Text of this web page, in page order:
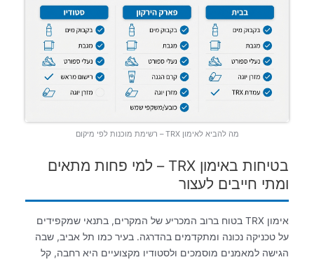
מה להביא לאימון TRX – רשימת מוכנות לפי מיקום
בטיחות באימון TRX – למי פחות מתאים
ומתי חייבים לעצור
אימון TRX בטוח ברוב המכריע של המקרים, בתנאי שמקפידים
על טכניקה נכונה ומתקדמים בהדרגה. בעיר כמו תל אביב, שבה
הגישה למאמנים מוסמכים ולסטודיו מקצועיים היא רחבה, קל